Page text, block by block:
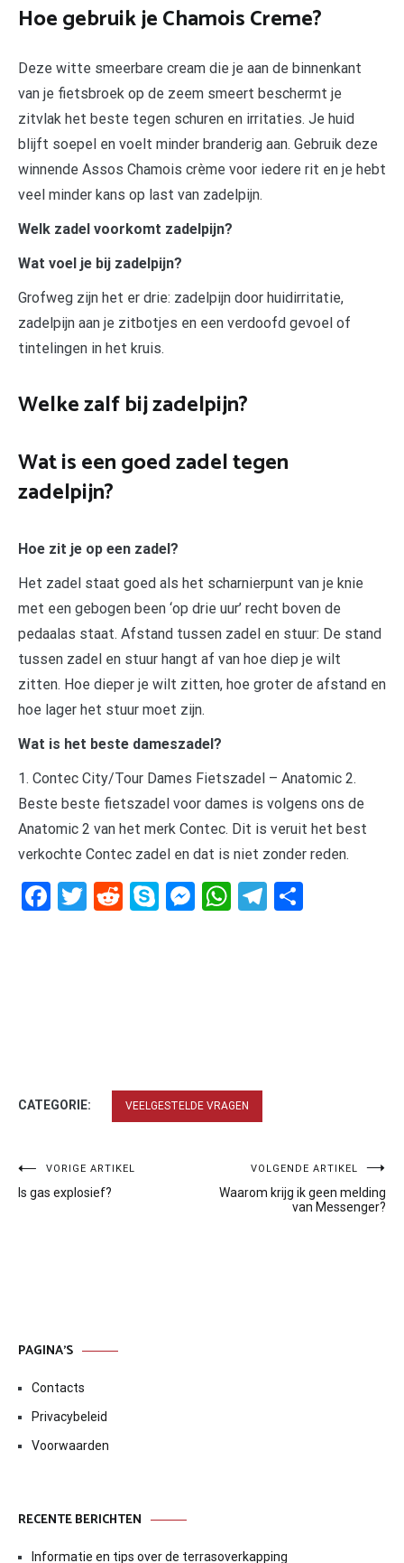
Hoe gebruik je Chamois Creme?
Deze witte smeerbare cream die je aan de binnenkant
van je fietsbroek op de zeem smeert beschermt je
zitvlak het beste tegen schuren en irritaties. Je huid
blijft soepel en voelt minder branderig aan. Gebruik deze
winnende Assos Chamois crème voor iedere rit en je hebt
veel minder kans op last van zadelpijn.
Welk zadel voorkomt zadelpijn?
Wat voel je bij zadelpijn?
Grofweg zijn het er drie: zadelpijn door huidirritatie,
zadelpijn aan je zitbotjes en een verdoofd gevoel of
tintelingen in het kruis.
Welke zalf bij zadelpijn?
Wat is een goed zadel tegen
zadelpijn?
Hoe zit je op een zadel?
Het zadel staat goed als het scharnierpunt van je knie
met een gebogen been ‘op drie uur’ recht boven de
pedaalas staat. Afstand tussen zadel en stuur: De stand
tussen zadel en stuur hangt af van hoe diep je wilt
zitten. Hoe dieper je wilt zitten, hoe groter de afstand en
hoe lager het stuur moet zijn.
Wat is het beste dameszadel?
1. Contec City/Tour Dames Fietszadel – Anatomic 2.
Beste beste fietszadel voor dames is volgens ons de
Anatomic 2 van het merk Contec. Dit is veruit het best
verkochte Contec zadel en dat is niet zonder reden.
Facebook
Twitter
RedditSkypeMessenger
WhatsApp
Telegram
CATEGORIE: VEELGESTELDE VRAGEN
Bericht
navigatie
VORIGE ARTIKEL
Is gas explosief?
VOLGENDE ARTIKEL
Waarom krijg ik geen melding
van Messenger?
PAGINA’S
Contacts
Privacybeleid
Voorwaarden
RECENTE BERICHTEN
Informatie en tips over de terrasoverkapping